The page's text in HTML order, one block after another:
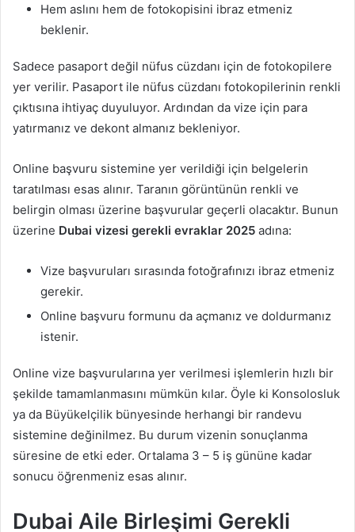
Hem aslını hem de fotokopisini ibraz etmeniz
beklenir.
Sadece pasaport değil nüfus cüzdanı için de fotokopilere
yer verilir. Pasaport ile nüfus cüzdanı fotokopilerinin renkli
çıktısına ihtiyaç duyuluyor. Ardından da vize için para
yatırmanız ve dekont almanız bekleniyor.
Online başvuru sistemine yer verildiği için belgelerin
taratılması esas alınır. Taranın görüntünün renkli ve
belirgin olması üzerine başvurular geçerli olacaktır. Bunun
üzerine Dubai vizesi gerekli evraklar 2025 adına:
Vize başvuruları sırasında fotoğrafınızı ibraz etmeniz
gerekir.
Online başvuru formunu da açmanız ve doldurmanız
istenir.
Online vize başvurularına yer verilmesi işlemlerin hızlı bir
şekilde tamamlanmasını mümkün kılar. Öyle ki Konsolosluk
ya da Büyükelçilik bünyesinde herhangi bir randevu
sistemine değinilmez. Bu durum vizenin sonuçlanma
süresine de etki eder. Ortalama 3 – 5 iş gününe kadar
sonucu öğrenmeniz esas alınır.
Dubai Aile Birleşimi Gerekli